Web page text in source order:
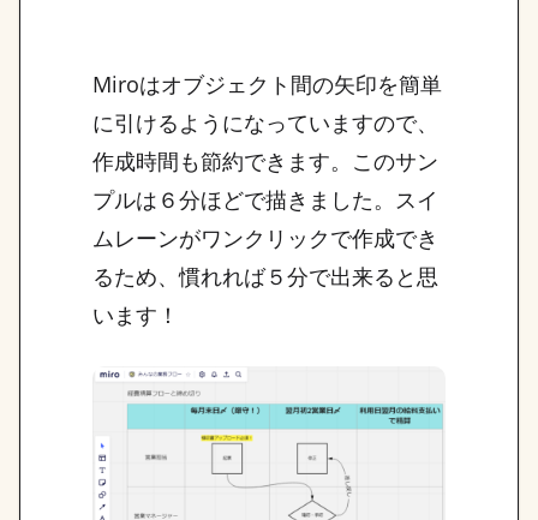
Miroはオブジェクト間の矢印を簡単
に引けるようになっていますので、
作成時間も節約できます。このサン
プルは６分ほどで描きました。スイ
ムレーンがワンクリックで作成でき
るため、慣れれば５分で出来ると思
います！